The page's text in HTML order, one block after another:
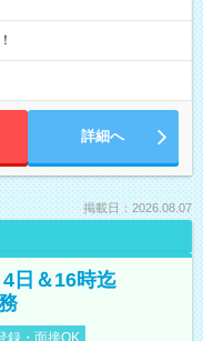
詳細へ
掲載日：2026.08.07
日＆16時迄
録・面接OK